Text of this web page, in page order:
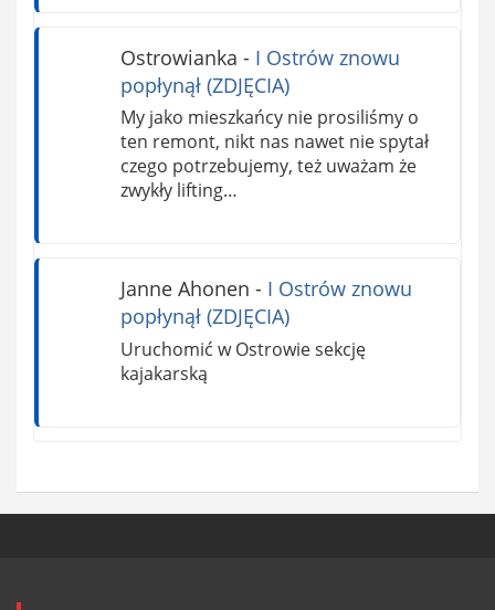
Ostrowianka - I Ostrów znowu
popłynął (ZDJĘCIA)
My jako mieszkańcy nie prosiliśmy o
ten remont, nikt nas nawet nie spytał
czego potrzebujemy, też uważam że
zwykły lifting…
Janne Ahonen - I Ostrów znowu
popłynął (ZDJĘCIA)
Uruchomić w Ostrowie sekcję
kajakarską